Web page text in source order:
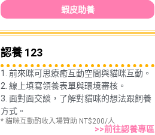
蝦皮助養
認養 123
1. 前來咪可思療癒互動空間與貓咪互動。
2. 線上填寫領養表單與環境審核。
3. 面對面交談，了解對貓咪的想法跟飼養
方式。
* 貓咪互動酌收入場贊助 NT$200/人
>>前往認養專區